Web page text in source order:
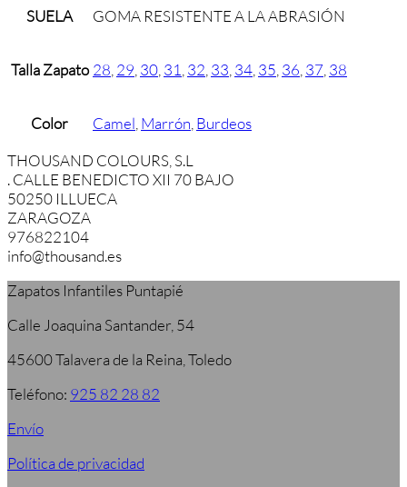
SUELA GOMA RESISTENTE A LA ABRASIÓN
Talla Zapato 28 29 30 31 32 33 34 35 36 37 38
Color Camel Marrón Burdeos
THOUSAND COLOURS, S.L
. CALLE BENEDICTO XII 70 BAJO
50250 ILLUECA
ZARAGOZA
976822104
info@thousand.es
Zapatos Infantiles Puntapié
Calle Joaquina Santander, 54
45600 Talavera de la Reina, Toledo
Teléfono: 925 82 28 82
Envío
Política de privacidad